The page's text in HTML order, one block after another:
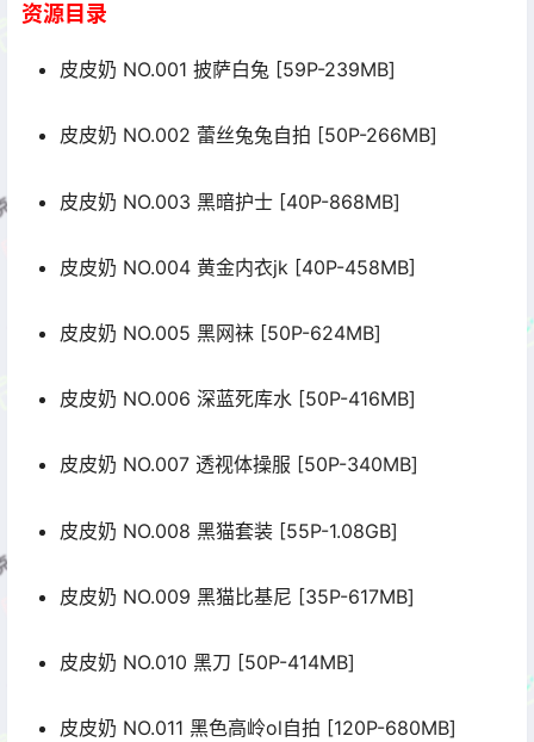
资源目录
皮皮奶 NO.001 披萨白兔 [59P-239MB]
皮皮奶 NO.002 蕾丝兔兔自拍 [50P-266MB]
皮皮奶 NO.003 黑暗护士 [40P-868MB]
皮皮奶 NO.004 黄金内衣jk [40P-458MB]
皮皮奶 NO.005 黑网袜 [50P-624MB]
皮皮奶 NO.006 深蓝死库水 [50P-416MB]
皮皮奶 NO.007 透视体操服 [50P-340MB]
皮皮奶 NO.008 黑猫套装 [55P-1.08GB]
皮皮奶 NO.009 黑猫比基尼 [35P-617MB]
皮皮奶 NO.010 黑刀 [50P-414MB]
皮皮奶 NO.011 黑色高岭ol自拍 [120P-680MB]